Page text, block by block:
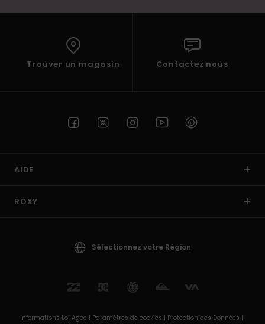
Trouver un magasin Contactez nous
AIDE
ROXY
Sélectionnez votre Région
Informations Loi Agec | Paramètres de cookies | Protection des Données |